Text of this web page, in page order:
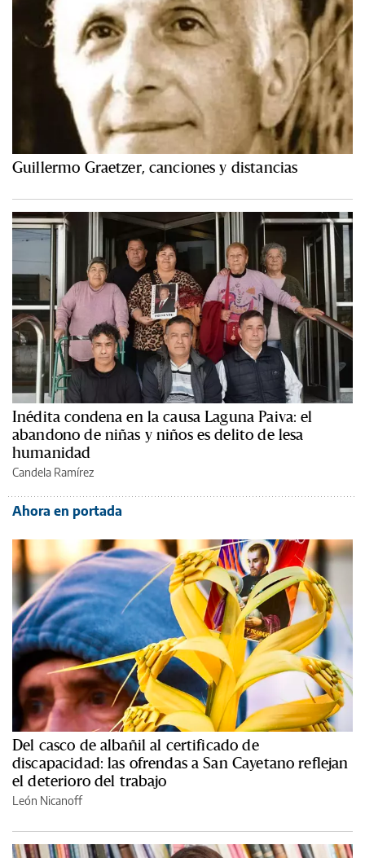
Guillermo Graetzer, canciones y distancias
Inédita condena en la causa Laguna Paiva: el
abandono de niñas y niños es delito de lesa
humanidad
Candela Ramírez
Ahora en portada
Del casco de albañil al certificado de
discapacidad: las ofrendas a San Cayetano reflejan
el deterioro del trabajo
León Nicanoff